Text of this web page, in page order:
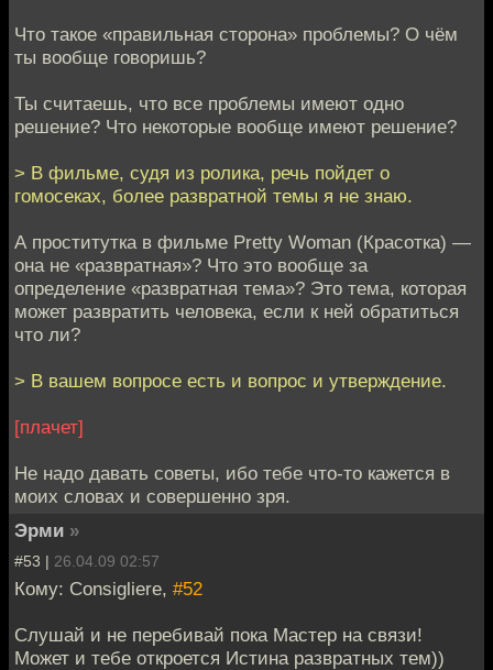
Что такое «правильная сторона» проблемы? О чём
ты вообще говоришь?
Ты считаешь, что все проблемы имеют одно
решение? Что некоторые вообще имеют решение?
> В фильме, судя из ролика, речь пойдет о
гомосеках, более развратной темы я не знаю.
А проститутка в фильме Pretty Woman (Красотка) —
она не «развратная»? Что это вообще за
определение «развратная тема»? Это тема, которая
может развратить человека, если к ней обратиться
что ли?
> В вашем вопросе есть и вопрос и утверждение.
[плачет]
Не надо давать советы, ибо тебе что-то кажется в
моих словах и совершенно зря.
Эрми »
#53 | 26.04.09 02:57
Кому: Consigliere, #52
Слушай и не перебивай пока Мастер на связи!
Может и тебе откроется Истина развратных тем))